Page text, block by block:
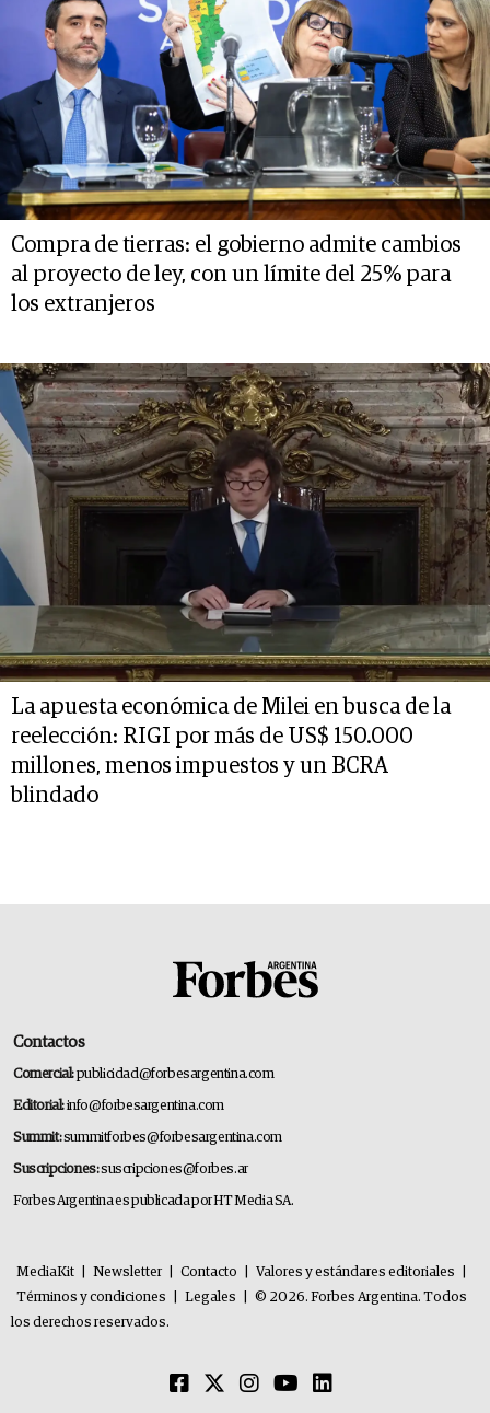
Compra de tierras: el gobierno admite cambios
al proyecto de ley, con un límite del 25% para
los extranjeros
La apuesta económica de Milei en busca de la
reelección: RIGI por más de US$ 150.000
millones, menos impuestos y un BCRA
blindado
Contactos
Comercial:publicidad@forbesargentina.com
Editorial:info@forbesargentina.com
Summit:summitforbes@forbesargentina.com
Suscripciones:suscripciones@forbes.ar
Forbes Argentina es publicada por HT Media SA.
MediaKit Newsletter Contacto Valores y estándares editoriales
Términos y condiciones
Legales
© 2026. Forbes Argentina. Todos
los derechos reservados.